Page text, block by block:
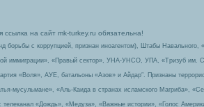
на сайт mk-turkey.ru обязательна!
с коррупцией, признан иноагентом), Штабы Навального,
иммиграции», «Правый сектор», УНА-УНСО, УПА, «Тризуб им.
«Воля», АУЕ, батальоны «Азов» и Айдар″. Признаны
мусульмане», «Аль-Каида в странах исламского Магриба»,
«Дождь», «Медуза», «Важные истории», «Голос